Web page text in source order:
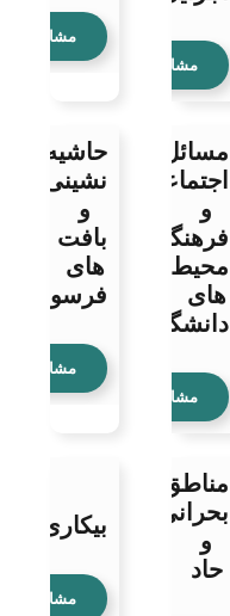
مشاهده
مشاهده
مسائل
اجتماعی
و
فرهنگی
محیط
های
دانشگاهی
مشاهده
حاشیه
نشینی
و
بافت
های
فرسوده
مشاهده
مناطق
بحرانی
و
حاد
بیکاری
مشاهده